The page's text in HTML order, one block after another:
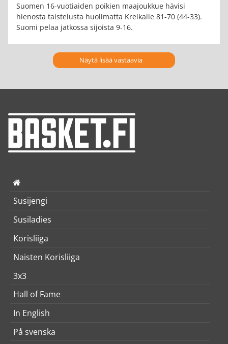
Suomen 16-vuotiaiden poikien maajoukkue hävisi
hienosta taistelusta huolimatta Kreikalle 81-70 (44-33).
Suomi pelaa jatkossa sijoista 9-16.
Näytä lisää vastaavia
Susijengi
Susiladies
Korisliiga
Naisten Korisliiga
3x3
Hall of Fame
In English
På svenska